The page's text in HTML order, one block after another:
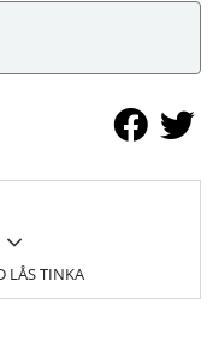
LÅS TINKA